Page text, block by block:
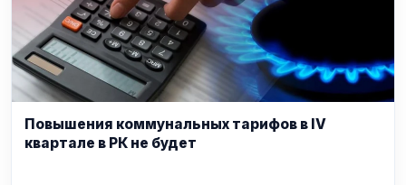
Повышения коммунальных тарифов в IV
квартале в РК не будет